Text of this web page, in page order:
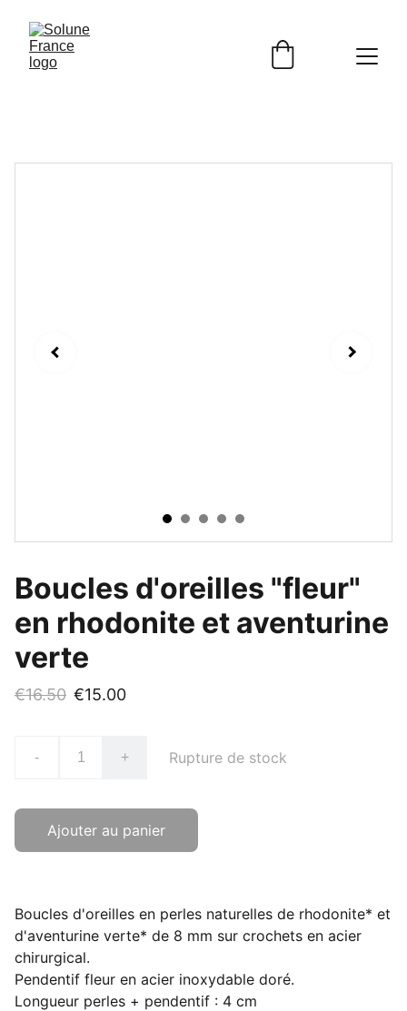
Boucles d'oreilles "fleur"
en rhodonite et aventurine
verte
€16.50 €15.00
- + Rupture de stock
Ajouter au panier
Boucles d'oreilles en perles naturelles de rhodonite* et
d'aventurine verte* de 8 mm sur crochets en acier
chirurgical.
Pendentif fleur en acier inoxydable doré.
Longueur perles + pendentif : 4 cm